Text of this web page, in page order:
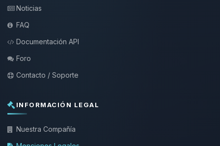
Noticias
FAQ
Documentación API
Foro
Contacto / Soporte
INFORMACIÓN LEGAL
Nuestra Compañía